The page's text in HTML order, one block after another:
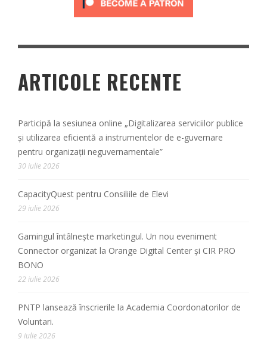
ARTICOLE RECENTE
Participă la sesiunea online „Digitalizarea serviciilor publice
și utilizarea eficientă a instrumentelor de e-guvernare
pentru organizații neguvernamentale”
30 iulie 2026
CapacityQuest pentru Consiliile de Elevi
29 iulie 2026
Gamingul întâlnește marketingul. Un nou eveniment
Connector organizat la Orange Digital Center și CIR PRO
BONO
22 iulie 2026
PNTP lansează înscrierile la Academia Coordonatorilor de
Voluntari.
9 iulie 2026